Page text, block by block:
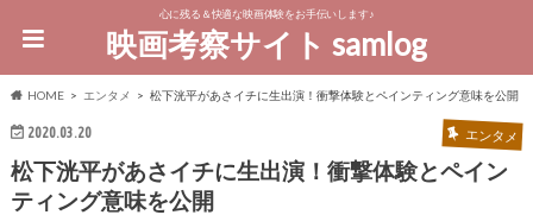
心に残る＆快適な映画体験をお手伝いします♪
映画考察サイト samlog
HOME エンタメ 松下洸平があさイチに生出演！衝撃体験とペインティング意味を公開
2020.03.20 エンタメ
松下洸平があさイチに生出演！衝撃体験とペイン
ティング意味を公開